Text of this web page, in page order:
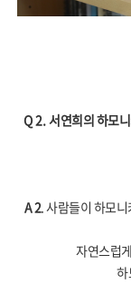
Q 2.서연희의 하모
A 2. 사람들이 하모
자연스럽
하